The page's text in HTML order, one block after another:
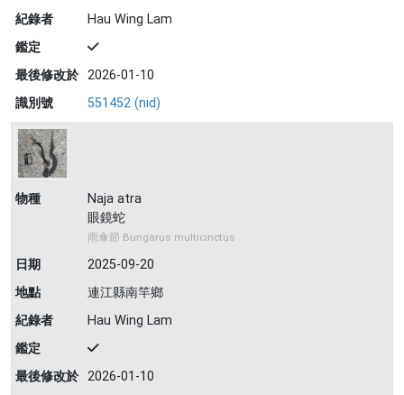
紀錄者
Hau Wing Lam
鑑定
最後修改於 2026-01-10
識別號
551452 (nid)
物種
Naja atra
眼鏡蛇
雨傘節 Bungarus multicinctus
日期
2025-09-20
地點
連江縣南竿鄉
紀錄者
Hau Wing Lam
鑑定
最後修改於 2026-01-10